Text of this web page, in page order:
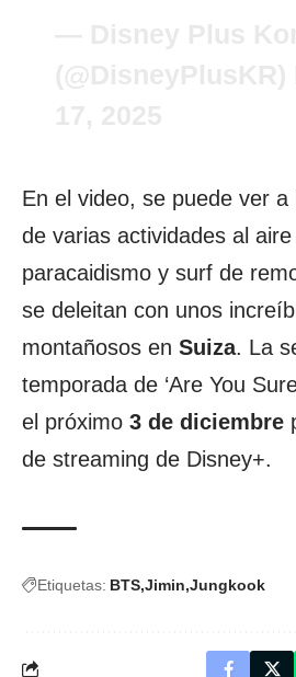
En el video, se puede ver
de varias actividades al
paracaidismo y surf de
se deleitan con unos
montañosos en Suiza. La
temporada de ‘Are You
el próximo 3 de diciembre
de streaming de Disney+.
Etiquetas: BTS Jimin Jungkook